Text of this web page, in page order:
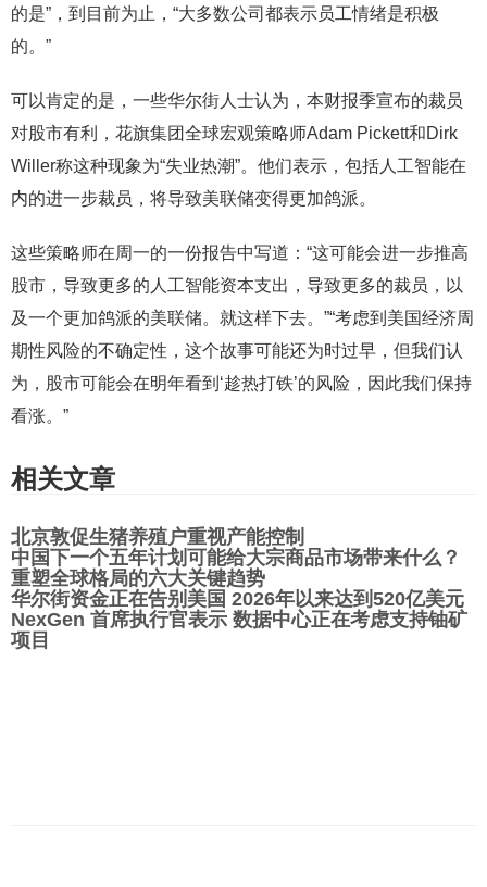
的是”，到目前为止，“大多数公司都表示员工情绪是积极
的。”
可以肯定的是，一些华尔街人士认为，本财报季宣布的裁员
对股市有利，花旗集团全球宏观策略师Adam Pickett和Dirk
Willer称这种现象为“失业热潮”。他们表示，包括人工智能在
内的进一步裁员，将导致美联储变得更加鸽派。
这些策略师在周一的一份报告中写道：“这可能会进一步推高
股市，导致更多的人工智能资本支出，导致更多的裁员，以
及一个更加鸽派的美联储。就这样下去。”“考虑到美国经济周
期性风险的不确定性，这个故事可能还为时过早，但我们认
为，股市可能会在明年看到‘趁热打铁’的风险，因此我们保持
看涨。”
相关文章
北京敦促生猪养殖户重视产能控制
中国下一个五年计划可能给大宗商品市场带来什么？
重塑全球格局的六大关键趋势
华尔街资金正在告别美国 2026年以来达到520亿美元
NexGen 首席执行官表示 数据中心正在考虑支持铀矿
项目